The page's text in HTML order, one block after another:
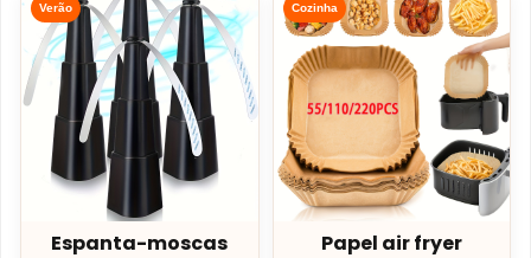
Verão
Espanta-moscas
Cozinha
Papel air fryer